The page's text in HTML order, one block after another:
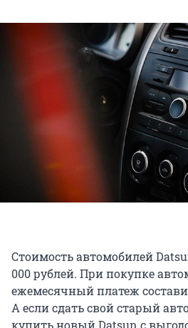
Стоимость автомобилей
000 рублей. При покупке
ежемесячный платеж
А если сдать свой старый
купить новый Datsun с